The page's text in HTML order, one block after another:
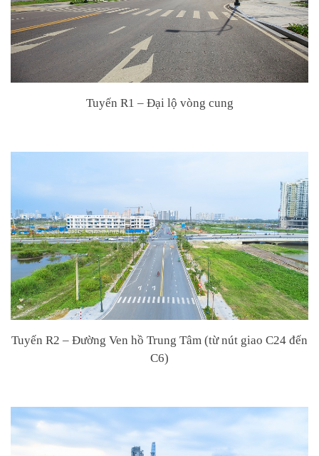
Tuyến R1 – Đại lộ vòng cung
Tuyến R2 – Đường Ven hồ Trung Tâm (từ nút giao C24 đến
C6)